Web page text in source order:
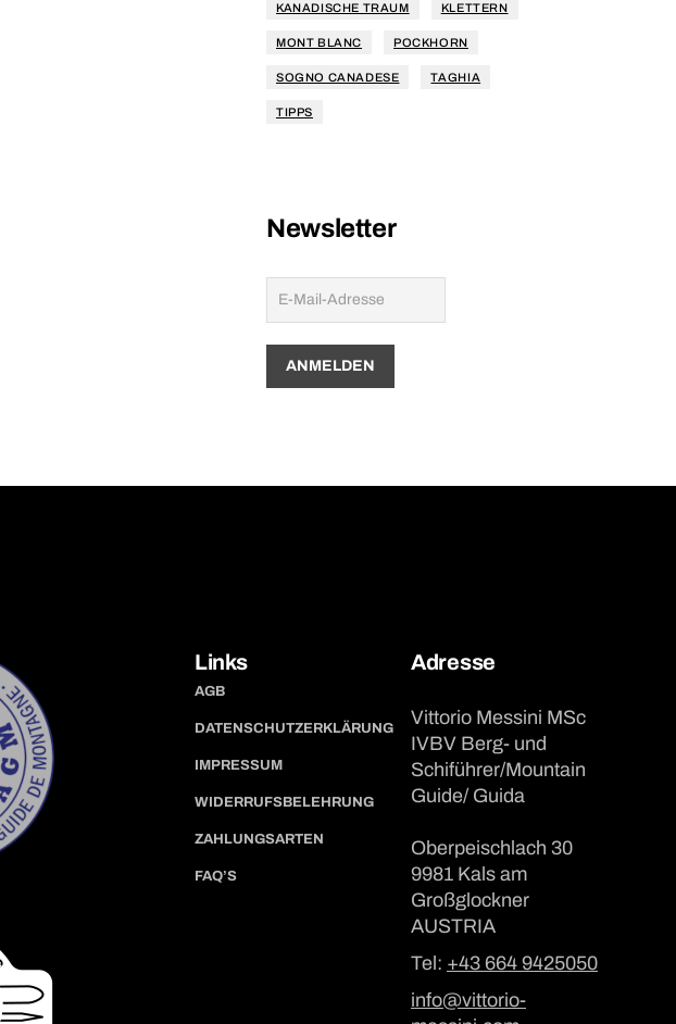
KANADISCHE TRAUM KLETTERN
MONT BLANC POCKHORN
SOGNO CANADESE TAGHIA
TIPPS
Newsletter
Links
AGB
DATENSCHUTZERKLÄRUNG
IMPRESSUM
WIDERRUFSBELEHRUNG
ZAHLUNGSARTEN
FAQ’S
Adresse
Vittorio Messini MSc
IVBV Berg- und
Schiführer/Mountain
Guide/ Guida
Oberpeischlach 30
9981 Kals am
Großglockner
AUSTRIA
Tel: +43 664 9425050
info@vittorio-